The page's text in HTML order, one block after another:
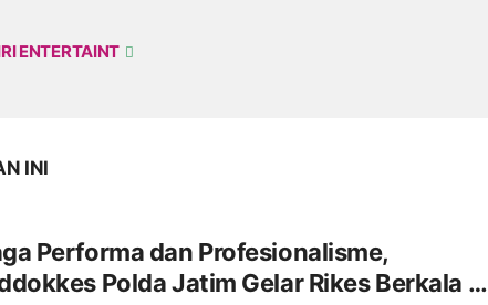
ENTERTAINT
INI
Performa dan Profesionalisme,
Polda Jatim Gelar Rikes Berkala di